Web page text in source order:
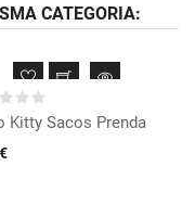
CATEGORIA:
Kitty Sacos Prenda